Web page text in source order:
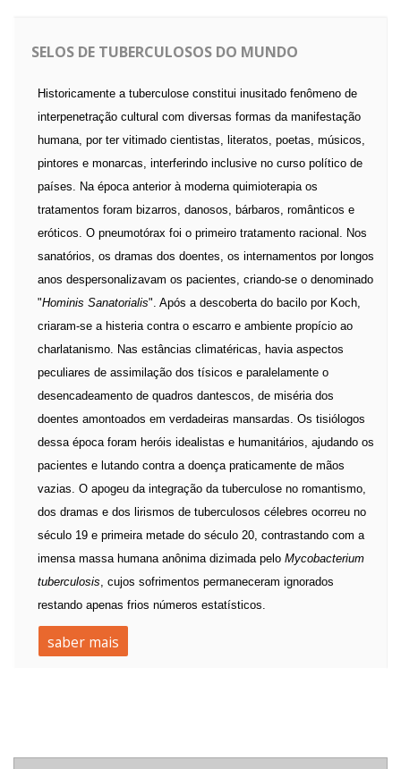
SELOS DE TUBERCULOSOS DO MUNDO
Historicamente a tuberculose constitui inusitado fenômeno de
interpenetração cultural com diversas formas da manifestação
humana, por ter vitimado cientistas, literatos, poetas, músicos,
pintores e monarcas, interferindo inclusive no curso político de
países. Na época anterior à moderna quimioterapia os
tratamentos foram bizarros, danosos, bárbaros, românticos e
eróticos. O pneumotórax foi o primeiro tratamento racional. Nos
sanatórios, os dramas dos doentes, os internamentos por longos
anos despersonalizavam os pacientes, criando-se o denominado
"Hominis Sanatorialis". Após a descoberta do bacilo por Koch,
criaram-se a histeria contra o escarro e ambiente propício ao
charlatanismo. Nas estâncias climatéricas, havia aspectos
peculiares de assimilação dos tísicos e paralelamente o
desencadeamento de quadros dantescos, de miséria dos
doentes amontoados em verdadeiras mansardas. Os tisiólogos
dessa época foram heróis idealistas e humanitários, ajudando os
pacientes e lutando contra a doença praticamente de mãos
vazias. O apogeu da integração da tuberculose no romantismo,
dos dramas e dos lirismos de tuberculosos célebres ocorreu no
século 19 e primeira metade do século 20, contrastando com a
imensa massa humana anônima dizimada pelo Mycobacterium
tuberculosis , cujos sofrimentos permaneceram ignorados
restando apenas frios números estatísticos.
saber mais